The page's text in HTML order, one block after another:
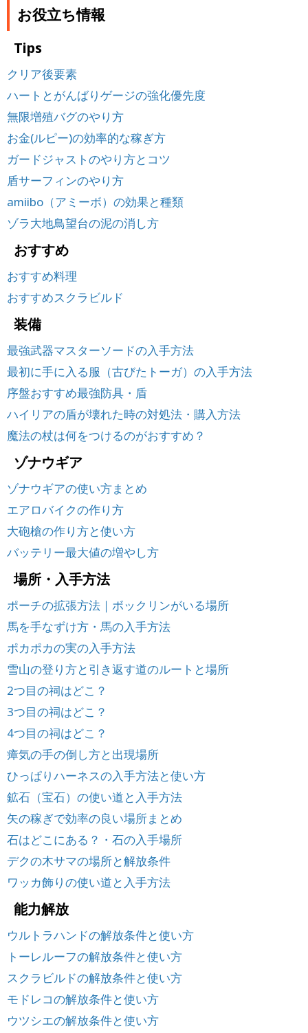
お役立ち情報
Tips
クリア後要素
ハートとがんばりゲージの強化優先度
無限増殖バグのやり方
お金(ルピー)の効率的な稼ぎ方
ガードジャストのやり方とコツ
盾サーフィンのやり方
amiibo（アミーボ）の効果と種類
ゾラ大地鳥望台の泥の消し方
おすすめ
おすすめ料理
おすすめスクラビルド
装備
最強武器マスターソードの入手方法
最初に手に入る服（古びたトーガ）の入手方法
序盤おすすめ最強防具・盾
ハイリアの盾が壊れた時の対処法・購入方法
魔法の杖は何をつけるのがおすすめ？
ゾナウギア
ゾナウギアの使い方まとめ
エアロバイクの作り方
大砲槍の作り方と使い方
バッテリー最大値の増やし方
場所・入手方法
ポーチの拡張方法｜ボックリンがいる場所
馬を手なずけ方・馬の入手方法
ポカポカの実の入手方法
雪山の登り方と引き返す道のルートと場所
2つ目の祠はどこ？
3つ目の祠はどこ？
4つ目の祠はどこ？
瘴気の手の倒し方と出現場所
ひっぱりハーネスの入手方法と使い方
鉱石（宝石）の使い道と入手方法
矢の稼ぎで効率の良い場所まとめ
石はどこにある？・石の入手場所
デクの木サマの場所と解放条件
ワッカ飾りの使い道と入手方法
能力解放
ウルトラハンドの解放条件と使い方
トーレルーフの解放条件と使い方
スクラビルドの解放条件と使い方
モドレコの解放条件と使い方
ウツシエの解放条件と使い方